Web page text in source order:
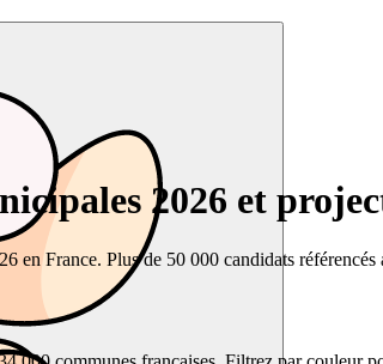
2026 et
en France. Plus de 50 000 candidats